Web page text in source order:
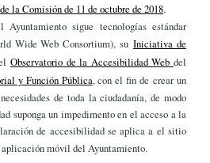
la Comisión de 11 de octubre de 2018.
sigue tecnologías estándar
Wide Web Consortium), suIniciativa de
Observatorio de la Accesibilidad Webdel
y Función Pública, con el fin de crear un
de toda la ciudadanía, de modo
suponga un impedimento en el acceso a la
de accesibilidad se aplica a el sitio
móvil del Ayuntamiento.